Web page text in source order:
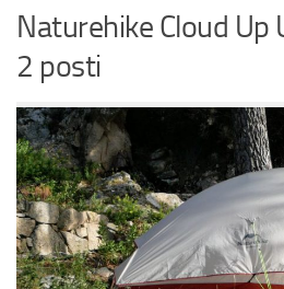
Naturehike Cloud Up
2 posti